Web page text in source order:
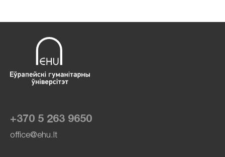
+370 5 263 9650
office@ehu.lt